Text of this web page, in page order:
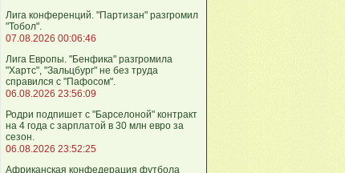
Лига кoнференций. "Партизан" разгромил
"Тобол".
07.08.2026 00:06:46
Лига Европы. "Бенфика" разгромила
"Хартс", "Зальцбург" не без труда
справился с "Пафосом".
06.08.2026 23:56:09
Родри подпишет с "Барселоной" контракт
на 4 года с зарплатой в 30 млн евро за
сезон.
06.08.2026 23:52:25
Африканская конфедерация футбола